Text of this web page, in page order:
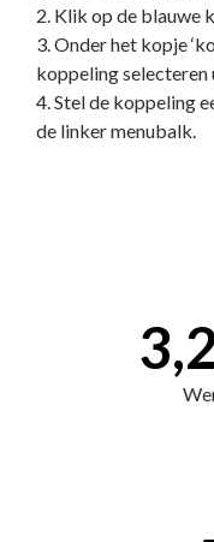
2. Klik op de blauwe
3. Onder het kopje
koppeling selecteren
4. Stel de koppeling
de linker menubalk.